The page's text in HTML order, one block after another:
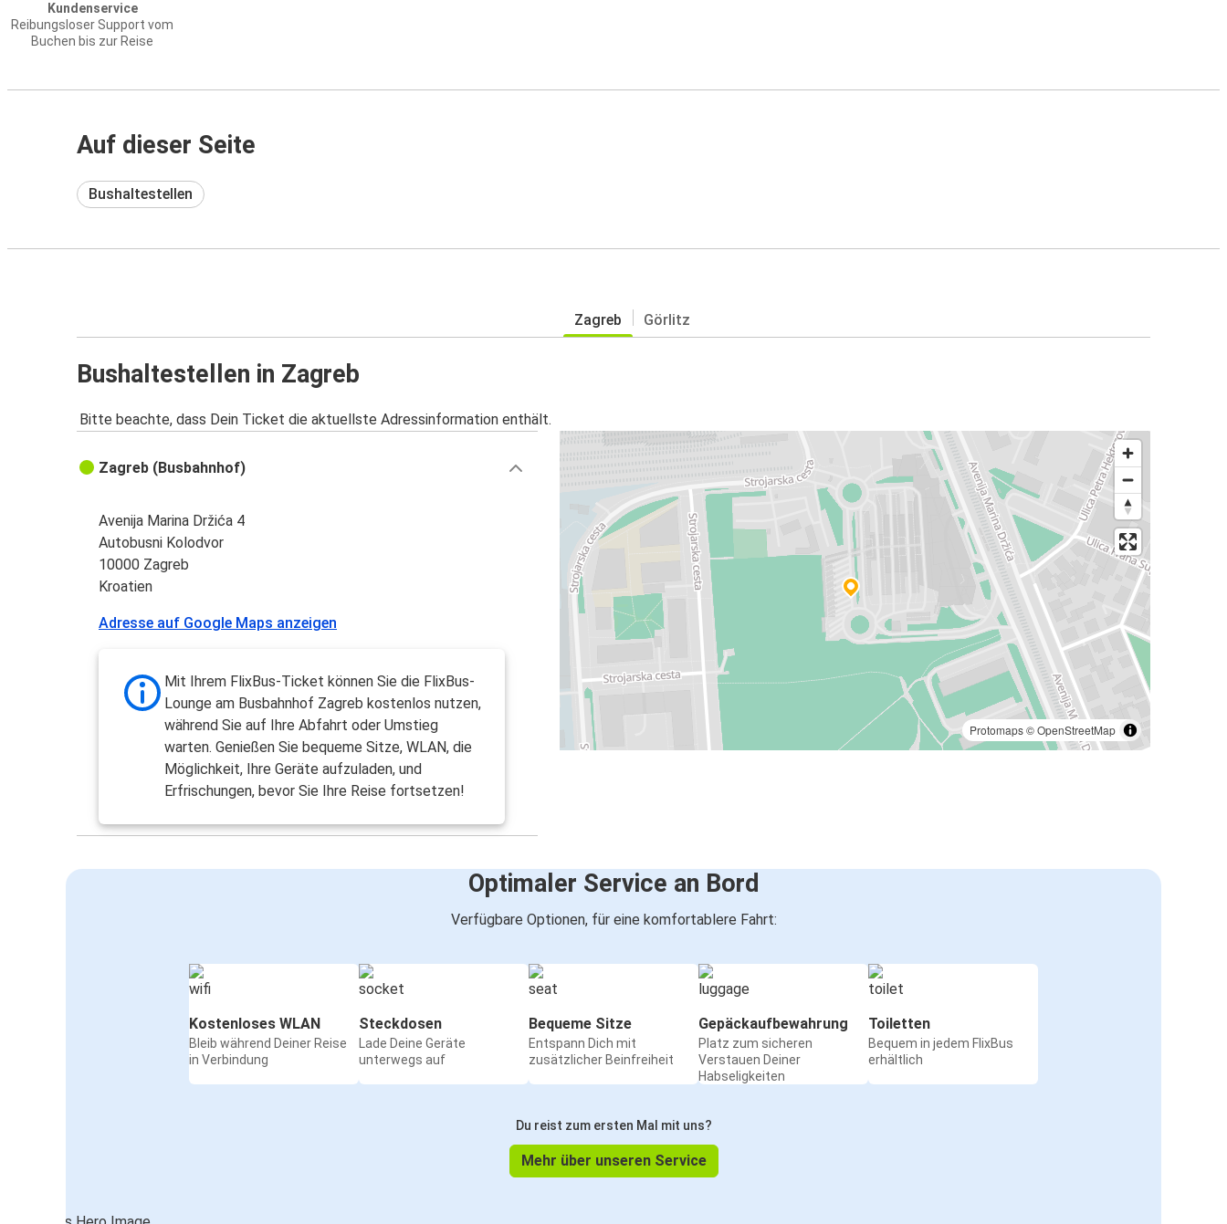
Kundenservice
Reibungsloser Support vom
Buchen bis zur Reise
Auf dieser Seite
Bushaltestellen
Zagreb Görlitz
Bushaltestellen in Zagreb
Bitte beachte, dass Dein Ticket die aktuellste Adressinformation enthält.
Protomaps©OpenStreetMap
Zagreb (Busbahnhof)
Avenija Marina Držića 4
Autobusni Kolodvor
10000 Zagreb
Kroatien
Adresse auf Google Maps anzeigen
Mit Ihrem FlixBus-Ticket können Sie die FlixBus-
Lounge am Busbahnhof Zagreb kostenlos nutzen,
während Sie auf Ihre Abfahrt oder Umstieg
warten. Genießen Sie bequeme Sitze, WLAN, die
Möglichkeit, Ihre Geräte aufzuladen, und
Erfrischungen, bevor Sie Ihre Reise fortsetzen!
Optimaler Service an Bord
Verfügbare Optionen, für eine komfortablere Fahrt:
Kostenloses WLAN
Bleib während Deiner Reise
in Verbindung
Steckdosen
Lade Deine Geräte
unterwegs auf
Bequeme Sitze
Entspann Dich mit
zusätzlicher Beinfreiheit
Gepäckaufbewahrung
Platz zum sicheren
Verstauen Deiner
Habseligkeiten
Toiletten
Bequem in jedem FlixBus
erhältlich
Du reist zum ersten Mal mit uns?
Mehr über unseren Service